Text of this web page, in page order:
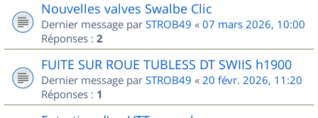
Nouvelles valves Swalbe Clic
Dernier message par STROB49 « 07 mars 2026, 10:00
Réponses : 2
FUITE SUR ROUE TUBLESS DT SWIIS h1900
Dernier message par STROB49 « 20 févr. 2026, 11:20
Réponses : 1